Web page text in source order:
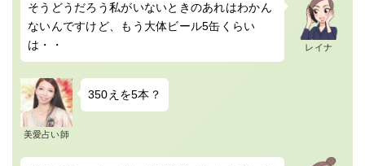
レイナ
そうどうだろう私がいないときのあれはわかん
ないんですけど、もう大体ビール5缶くらい
は・・
美愛占い師
350えを5本？